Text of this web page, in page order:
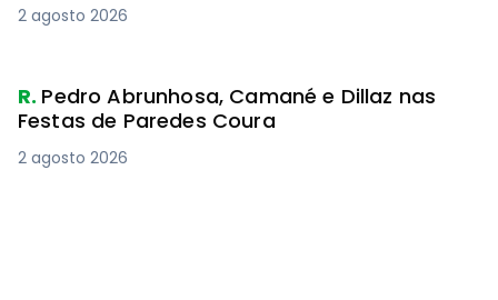
2 agosto 2026
R. Pedro Abrunhosa, Camané e Dillaz nas
Festas de Paredes Coura
2 agosto 2026